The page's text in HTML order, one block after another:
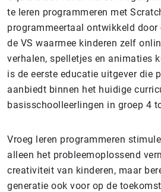
te leren programmeren met
programmeertaal ontwikkeld
de VS waarmee kinderen zelf
verhalen, spelletjes en animaties
is de eerste educatie uitgever die
aanbiedt binnen het huidige
basisschoolleerlingen in groep 4
Vroeg leren programmeren
alleen het probleemoplossend
creativiteit van kinderen, maar
generatie ook voor op de